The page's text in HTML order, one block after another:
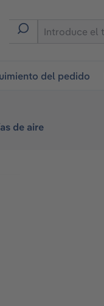
del pedido
de aire